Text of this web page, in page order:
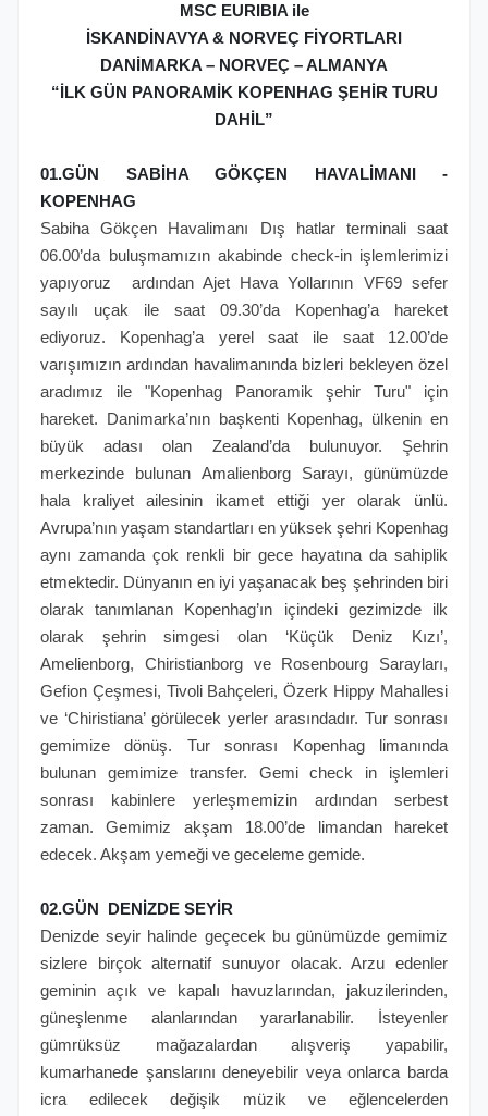
MSC EURIBIA ile
İSKANDİNAVYA & NORVEÇ FİYORTLARI
DANİMARKA – NORVEÇ – ALMANYA
“İLK GÜN PANORAMİK KOPENHAG ŞEHİR TURU
DAHİL”
01.GÜN SABİHA GÖKÇEN HAVALİMANI -
KOPENHAG
Sabiha Gökçen Havalimanı Dış hatlar terminali saat
06.00’da buluşmamızın akabinde check-in işlemlerimizi
yapıyoruz ardından Ajet Hava Yollarının VF69 sefer
sayılı uçak ile saat 09.30’da Kopenhag’a hareket
ediyoruz. Kopenhag’a yerel saat ile saat 12.00’de
varışımızın ardından havalimanında bizleri bekleyen özel
aradımız ile "Kopenhag Panoramik şehir Turu" için
hareket. Danimarka’nın başkenti Kopenhag, ülkenin en
büyük adası olan Zealand’da bulunuyor. Şehrin
merkezinde bulunan Amalienborg Sarayı, günümüzde
hala kraliyet ailesinin ikamet ettiği yer olarak ünlü.
Avrupa’nın yaşam standartları en yüksek şehri Kopenhag
aynı zamanda çok renkli bir gece hayatına da sahiplik
etmektedir. Dünyanın en iyi yaşanacak beş şehrinden biri
olarak tanımlanan Kopenhag’ın içindeki gezimizde ilk
olarak şehrin simgesi olan ‘Küçük Deniz Kızı’,
Amelienborg, Chiristianborg ve Rosenbourg Sarayları,
Gefion Çeşmesi, Tivoli Bahçeleri, Özerk Hippy Mahallesi
ve ‘Chiristiana’ görülecek yerler arasındadır. Tur sonrası
gemimize dönüş. Tur sonrası Kopenhag limanında
bulunan gemimize transfer. Gemi check in işlemleri
sonrası kabinlere yerleşmemizin ardından serbest
zaman. Gemimiz akşam 18.00’de limandan hareket
edecek. Akşam yemeği ve geceleme gemide.
02.GÜN DENİZDE SEYİR
Denizde seyir halinde geçecek bu günümüzde gemimiz
sizlere birçok alternatif sunuyor olacak. Arzu edenler
geminin açık ve kapalı havuzlarından, jakuzilerinden,
güneşlenme alanlarından yararlanabilir. İsteyenler
gümrüksüz mağazalardan alışveriş yapabilir,
kumarhanede şanslarını deneyebilir veya onlarca barda
icra edilecek değişik müzik ve eğlencelerden